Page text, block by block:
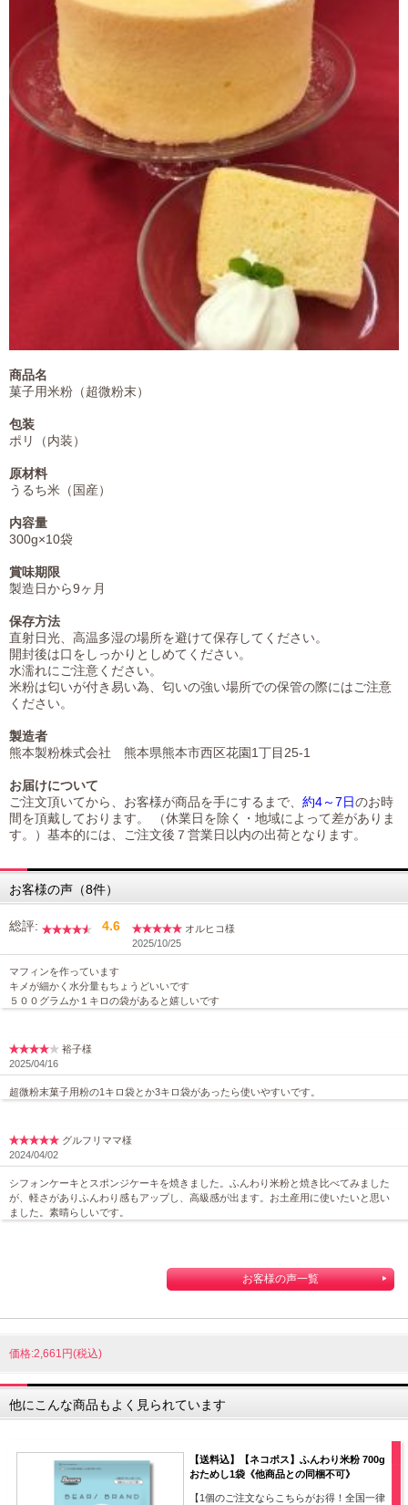
商品名
菓子用米粉（超微粉末）
包装
ポリ（内装）
原材料
うるち米（国産）
内容量
300g×10袋
賞味期限
製造日から9ヶ月
保存方法
直射日光、高温多湿の場所を避けて保存してください。
開封後は口をしっかりとしめてください。
水濡れにご注意ください。
米粉は匂いが付き易い為、匂いの強い場所での保管の際にはご注意
ください。
製造者
熊本製粉株式会社 熊本県熊本市西区花園1丁目25-1
お届けについて
ご注文頂いてから、お客様が商品を手にするまで、 約4～7日のお時
間を頂戴しております。 （休業日を除く・地域によって差がありま
す。）基本的には、ご注文後７営業日以内の出荷となります。
お客様の声（8件）
総評: 4.6
オルヒコ様
2025/10/25
マフィンを作っています
キメが細かく水分量もちょうどいいです
５００グラムか１キロの袋があると嬉しいです
裕子様
2025/04/16
超微粉末菓子用粉の1キロ袋とか3キロ袋があったら使いやすいです。
グルフリママ様
2024/04/02
シフォンケーキとスポンジケーキを焼きました。ふんわり米粉と焼き比べてみました
が、軽さがありふんわり感もアップし、高級感が出ます。お土産用に使いたいと思い
ました。素晴らしいです。
お客様の声一覧
価格:2,661円(税込)
他にこんな商品もよく見られています
【送料込】【ネコポス】ふんわり米粉 700g
おためし1袋《他商品との同梱不可》
【1個のご注文ならこちらがお得！全国一律